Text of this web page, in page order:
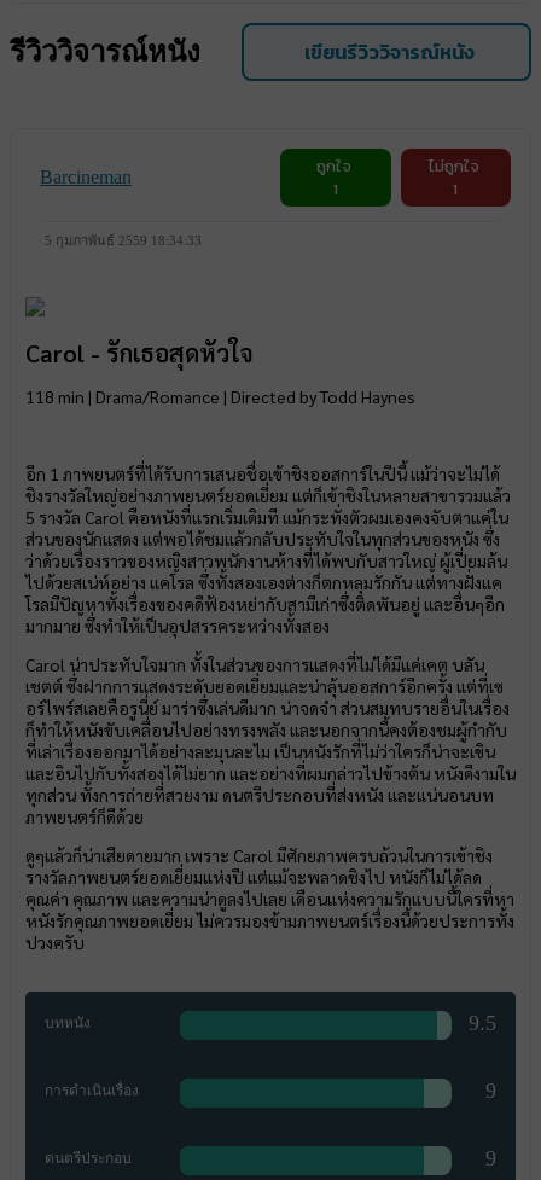
รีวิววิจารณ์หนัง เขียนรีวิววิจารณ์หนัง
Barcineman
ถูกใจ
1
ไม่ถูกใจ
1
5 กุมภาพันธ์ 2559 18:34:33
Carol - รักเธอสุดหัวใจ
118 min | Drama/Romance | Directed by Todd Haynes
อีก 1 ภาพยนตร์ที่ได้รับการเสนอชื่อเข้าชิงออสการ์ในปีนี้ แม้ว่าจะไม่ได้
ชิงรางวัลใหญ่อย่างภาพยนตร์ยอดเยี่ยม แต่ก็เข้าชิงในหลายสาขารวมแล้ว
5 รางวัล Carol คือหนังที่แรกเริ่มเดิมที แม้กระทั่งตัวผมเองคงจับตาแค่ใน
ส่วนของนักแสดง แต่พอได้ชมแล้วกลับประทับใจในทุกส่วนของหนัง ซึ่ง
ว่าด้วยเรื่องราวของหญิงสาวพนักงานห้างที่ได้พบกับสาวใหญ่ ผู้เปี่ยมล้น
ไปด้วยสเน่ห์อย่าง แคโรล ซึ่งทั้งสองเองต่างก็ตกหลุมรักกัน แต่ทางฝั่งแค
โรลมีปัญหาทั้งเรื่องของคดีฟ้องหย่ากับสามีเก่าซึ่งติดพันอยู่ และอื่นๆอีก
มากมาย ซึ่งทำให้เป็นอุปสรรคระหว่างทั้งสอง
Carol น่าประทับใจมาก ทั้งในส่วนของการแสดงที่ไม่ได้มีแค่เคต บลัน
เชตต์ ซึ่งฝากการแสดงระดับยอดเยี่ยมและน่าลุ้นออสการ์อีกครั้ง แต่ที่เซ
อร์ไพร์สเลยคือรูนี่ย์ มาร่าซึ่งเล่นดีมาก น่าจดจำ ส่วนสมทบรายอื่นในเรื่อง
ก็ทำให้หนังขับเคลื่อนไปอย่างทรงพลัง และนอกจากนี้คงต้องชมผู้กำกับ
ที่เล่าเรื่องออกมาได้อย่างละมุนละไม เป็นหนังรักที่ไม่ว่าใครก็น่าจะเขิน
และอินไปกับทั้งสองได้ไม่ยาก และอย่างที่ผมกล่าวไปข้างต้น หนังดีงามใน
ทุกส่วน ทั้งการถ่ายที่สวยงาม ดนตรีประกอบที่ส่งหนัง และแน่นอนบท
ภาพยนตร์ก็ดีด้วย
ดูๆแล้วก็น่าเสียดายมาก เพราะ Carol มีศักยภาพครบถ้วนในการเข้าชิง
รางวัลภาพยนตร์ยอดเยี่ยมแห่งปี แต่แม้จะพลาดชิงไป หนังก็ไม่ได้ลด
คุณค่า คุณภาพ และความน่าดูลงไปเลย เดือนแห่งความรักแบบนี้ใครที่หา
หนังรักคุณภาพยอดเยี่ยม ไม่ควรมองข้ามภาพยนตร์เรื่องนี้ด้วยประการทั้ง
ปวงครับ
บทหนัง 9.5
การดำเนินเรื่อง 9
ดนตรีประกอบ 9